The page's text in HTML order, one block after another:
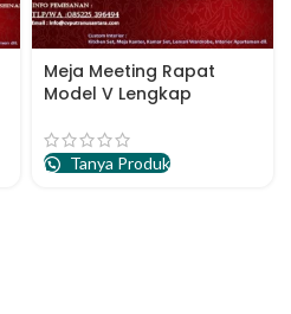
Meja Meeting Rapat
Model V Lengkap
Tanya Produk